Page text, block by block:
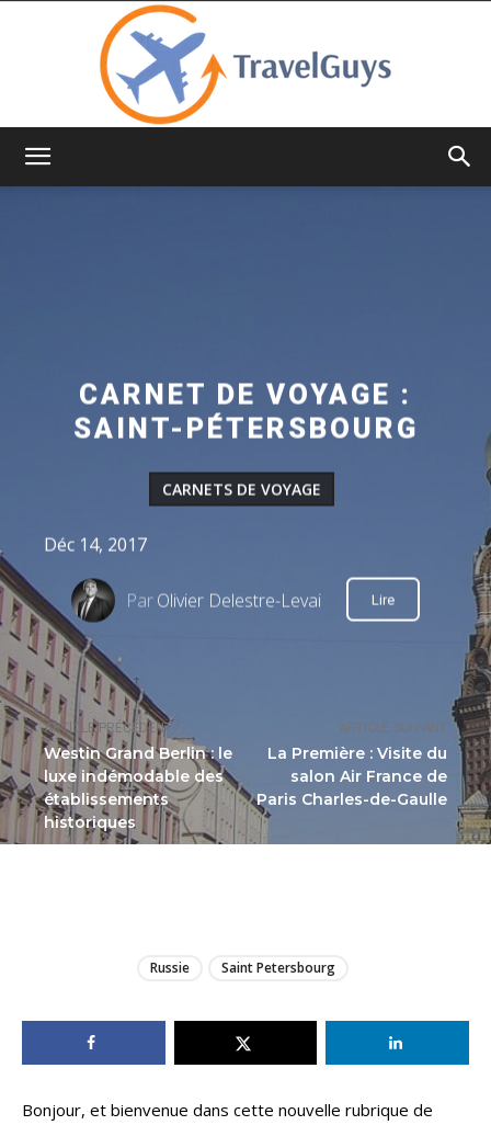
ARTICLE PRÉCÉDENT
Westin Grand Berlin : le
luxe indémodable des
établissements
historiques
ARTICLE SUIVANT
La Première : Visite du
salon Air France de
Paris Charles-de-Gaulle
CARNET DE VOYAGE :
SAINT-PÉTERSBOURG
CARNETS DE VOYAGE
Déc 14, 2017
ParOlivier Delestre-Levai Lire
Russie Saint Petersbourg
Bonjour, et bienvenue dans cette nouvelle rubrique de